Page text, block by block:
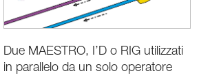
Due MAESTRO, I’D o RIG utilizzati
in parallelo da un solo operatore